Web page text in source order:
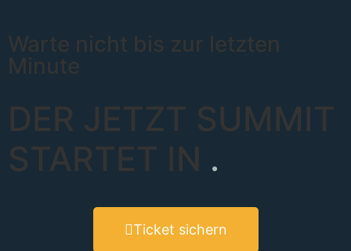
Warte nicht bis zur letzten
Minute
DER JETZT SUMMIT
STARTET IN .
Ticket sichern